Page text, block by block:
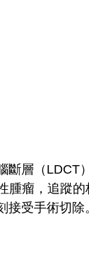
斷層（LDCT
腫瘤，追蹤
接受手術切